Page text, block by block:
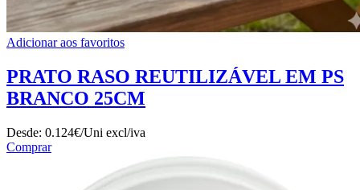
Adicionar aos favoritos
PRATO RASO REUTILIZÁVEL EM PS
BRANCO 25CM
Desde: 0.124€/Uni excl/iva
Comprar